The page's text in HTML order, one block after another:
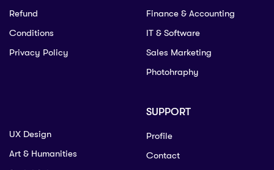
Refund
Conditions
Privacy Policy
Finance & Accounting
IT & Software
Sales Marketing
Photohraphy
UX Design
Art & Humanities
SUPPORT
Profile
Contact